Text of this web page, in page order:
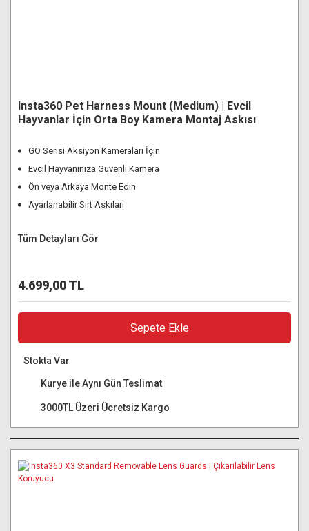
Insta360 Pet Harness Mount (Medium) | Evcil
Hayvanlar İçin Orta Boy Kamera Montaj Askısı
GO Serisi Aksiyon Kameraları İçin
Evcil Hayvanınıza Güvenli Kamera
Ön veya Arkaya Monte Edin
Ayarlanabilir Sırt Askıları
Tüm Detayları Gör
4.699,00 TL
Sepete Ekle
Stokta Var
Kurye ile Aynı Gün Teslimat
3000TL Üzeri Ücretsiz Kargo